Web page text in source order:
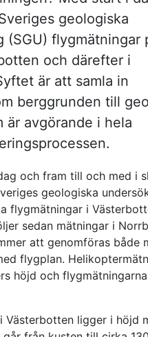
geologiska
(SGU) flygmätningar
och därefter i
är att samla in
berggrunden till
är avgörande i hela
och fram till och med i
geologiska
flygmätningar i
sedan mätningar i
att genomföras både
flygplan.
höjd och
Västerbotten ligger i höjd